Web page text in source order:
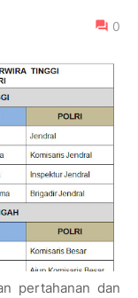
0
pertahanan dan